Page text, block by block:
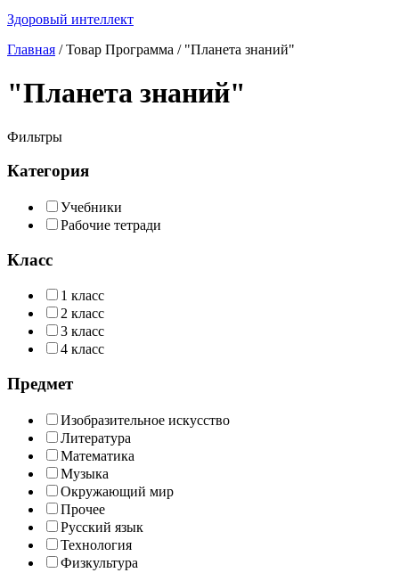
Здоровый интеллект
Главная / Товар Программа / "Планета знаний"
"Планета знаний"
Фильтры
Категория
Учебники
Рабочие тетради
Класс
1 класс
2 класс
3 класс
4 класс
Предмет
Изобразительное искусство
Литература
Математика
Музыка
Окружающий мир
Прочее
Русский язык
Технология
Физкультура